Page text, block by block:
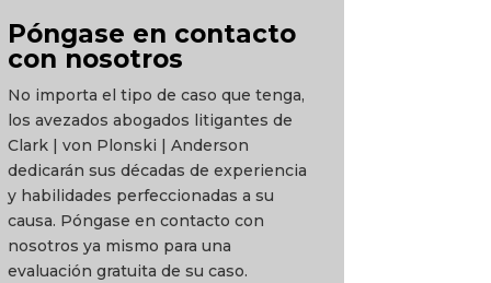
Póngase en contacto
con nosotros
No importa el tipo de caso que tenga,
los avezados abogados litigantes de
Clark | von Plonski | Anderson
dedicarán sus décadas de experiencia
y habilidades perfeccionadas a su
causa. Póngase en contacto con
nosotros ya mismo para una
evaluación gratuita de su caso.